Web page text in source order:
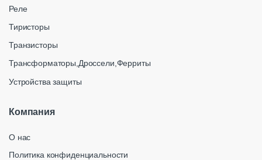
Реле
Тиристоры
Транзисторы
Трансформаторы,Дроссели,Ферриты
Устройства защиты
Компания
О нас
Политика конфиденциальности